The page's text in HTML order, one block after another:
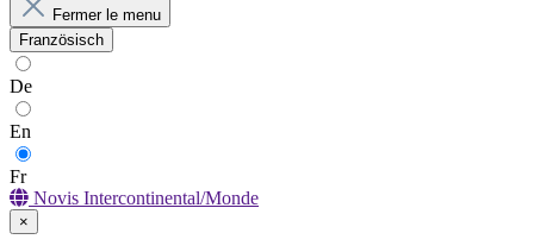
Fermer le menu
Französisch
De
En
Fr
Novis Intercontinental/Monde
×